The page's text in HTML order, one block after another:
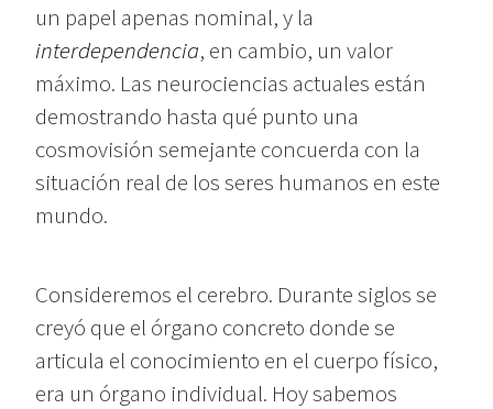
un papel apenas nominal, y la
interdependencia, en cambio, un valor
máximo. Las neurociencias actuales están
demostrando hasta qué punto una
cosmovisión semejante concuerda con la
situación real de los seres humanos en este
mundo.
Consideremos el cerebro. Durante siglos se
creyó que el órgano concreto donde se
articula el conocimiento en el cuerpo físico,
era un órgano individual. Hoy sabemos